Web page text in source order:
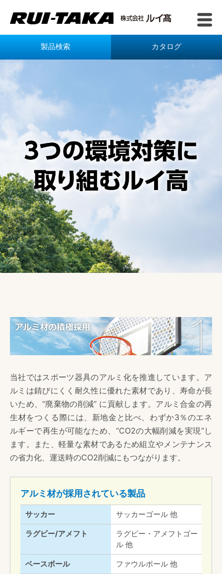
製品検索 カタログ
当社ではスポーツ器具のアルミ化を推進しています。ア
ルミは錆びにくく耐久性に優れた素材であり、寿命が長
いため、“廃棄物の削減” に貢献します。アルミ合金の再
生材をつくる際には、新地金と比べ、わずか3％のエネ
ルギーで再生が可能なため、“CO2の大幅削減を実現”し
ます。また、軽量な素材であるため組立やメンテナンス
の省力化、運送時のCO2削減にもつながります。
アルミ材が採用されている製品
サッカー サッカーゴール 他
ラグビー/アメフト
ラグビー・アメフトゴー
ル 他
ベースボール ファウルポール 他